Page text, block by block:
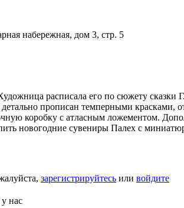
набережная, дом 3, стр. 5
расписала его по сюжету сказки
прописан темперными красками,
коробку с атласным ложементом.
новогодние сувениры Палех с
зарегистрируйтесь или войдите
нас